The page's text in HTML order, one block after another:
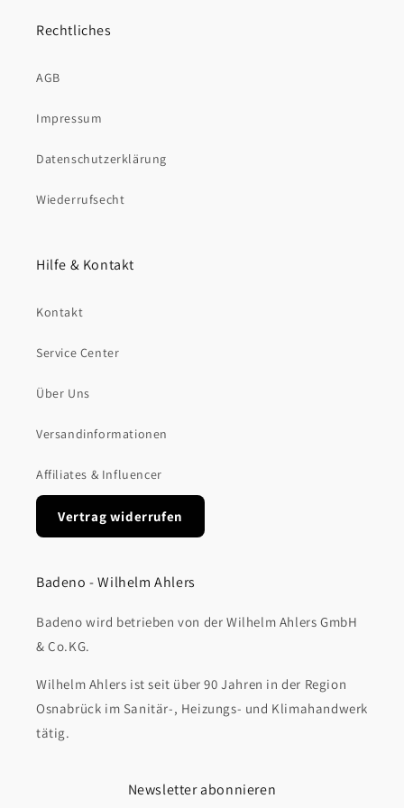
Rechtliches
AGB
Impressum
Datenschutzerklärung
Wiederrufsecht
Hilfe & Kontakt
Kontakt
Service Center
Über Uns
Versandinformationen
Affiliates & Influencer
Vertrag widerrufen
Badeno - Wilhelm Ahlers
Badeno wird betrieben von der Wilhelm Ahlers GmbH
& Co.KG.
Wilhelm Ahlers ist seit über 90 Jahren in der Region
Osnabrück im Sanitär-, Heizungs- und Klimahandwerk
tätig.
Newsletter abonnieren